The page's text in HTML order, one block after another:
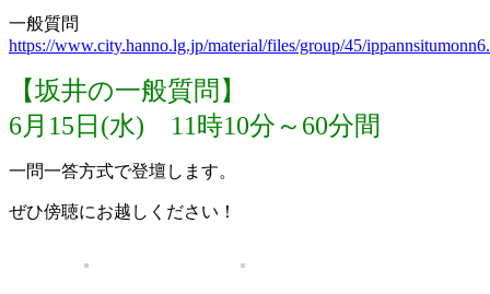
一般質問
https://www.city.hanno.lg.jp/material/files/group/45/
【坂井の一般質問】
6月15日(水) 11時10分～60分間
一問一答方式で登壇します。
ぜひ傍聴にお越しください！